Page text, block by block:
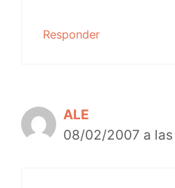
Responder
ALE
08/02/2007 a las